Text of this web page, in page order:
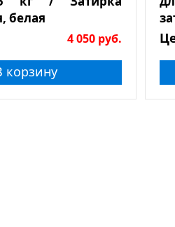
белая
4 050 руб.
корзину